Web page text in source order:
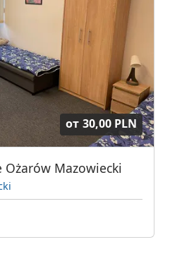
от 30,00 PLN
Mazowiecki